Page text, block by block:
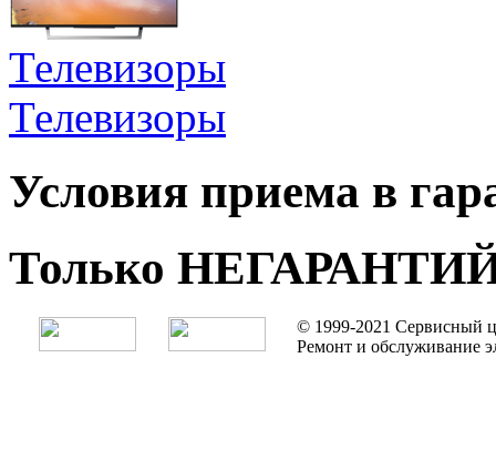
Телевизоры
Телевизоры
Условия приема в
Только
© 1999-2021 Сервисный
Ремонт и обслуживание